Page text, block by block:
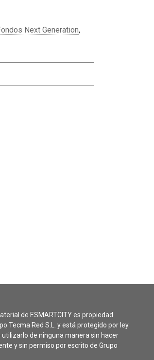
Next Generation,
de ESMARTCITY es propiedad
Tecma Red S.L. y está protegido por ley.
utilizarlo de ninguna manera sin hacer
y sin permiso por escrito de Grupo